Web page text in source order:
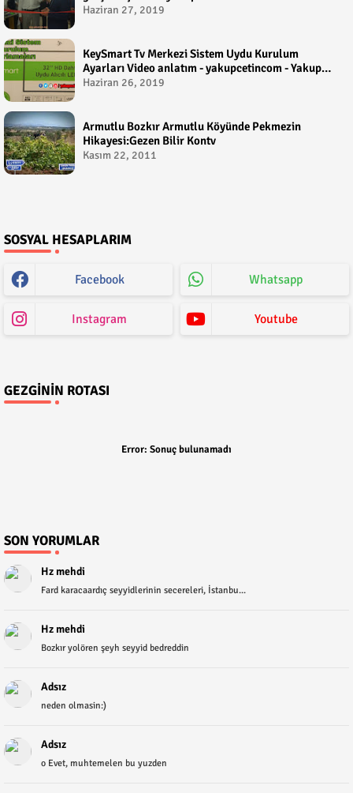
Haziran 27, 2019
KeySmart Tv Merkezi Sistem Uydu Kurulum
Ayarları Video anlatım - yakupcetincom - Yakup
Çetin
Haziran 26, 2019
Armutlu Bozkır Armutlu Köyünde Pekmezin
Hikayesi:Gezen Bilir Kontv
Kasım 22, 2011
SOSYAL HESAPLARIM
Facebook Whatsapp
Instagram Youtube
GEZGININ ROTASI
Error: Sonuç bulunamadı
SON YORUMLAR
Hz mehdi
Fard karacaardıç seyyidlerinin secereleri, İstanbu...
Hz mehdi
Bozkır yolören şeyh seyyid bedreddin
Adsız
neden olmasin:)
Adsız
o Evet, muhtemelen bu yuzden